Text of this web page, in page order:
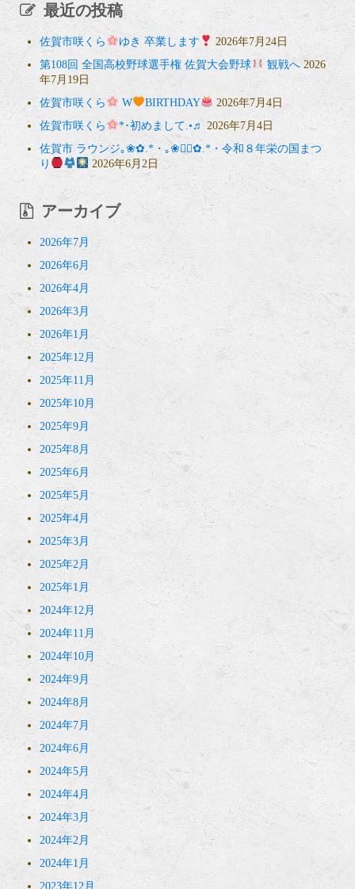
最近の投稿
佐賀市咲くら ゆき 卒業します
2026年7月24日
第108回 全国高校野球選手権 佐賀大会野球
観戦へ 2026
年7月19日
佐賀市咲くら
W BIRTHDAY
2026年7月4日
佐賀市咲くら
*･初めまして.•♬ 2026年7月4日
佐賀市 ラウンジ｡❀✿.*・｡❀❁⃘✿.*・令和８年栄の国まつ
り
2026年6月2日
アーカイブ
2026年7月
2026年6月
2026年4月
2026年3月
2026年1月
2025年12月
2025年11月
2025年10月
2025年9月
2025年8月
2025年6月
2025年5月
2025年4月
2025年3月
2025年2月
2025年1月
2024年12月
2024年11月
2024年10月
2024年9月
2024年8月
2024年7月
2024年6月
2024年5月
2024年4月
2024年3月
2024年2月
2024年1月
2023年12月